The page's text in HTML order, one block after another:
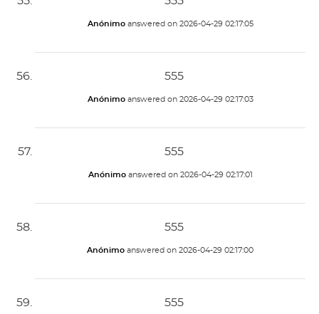
Anónimoanswered on 2026-04-29 02:17:05
555
Anónimoanswered on 2026-04-29 02:17:03
555
Anónimoanswered on 2026-04-29 02:17:01
555
Anónimo answered on 2026-04-29 02:17:00
555